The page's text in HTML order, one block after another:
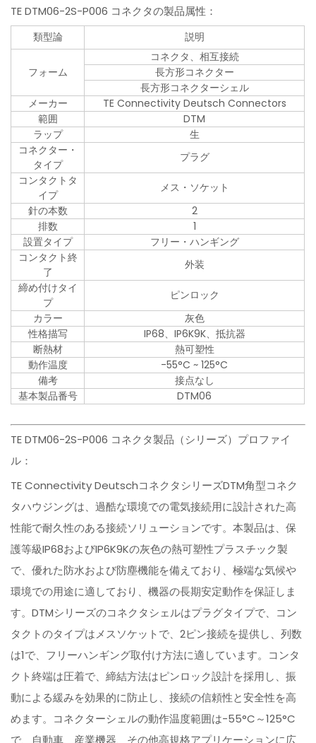
TE DTM06-2S-P006 コネクタの製品属性：
類型論 説明
フォーム
コネクタ、相互接続
長方形コネクター
長方形コネクターシェル
メーカー
TE Connectivity Deutsch Connectors
範囲
DTM
ラップ
生
コネクター・
タイプ
プラグ
コンタクトタ
イプ
メス・ソケット
針の本数
2
排数
1
設置タイプ
フリー・ハンギング
コンタクト終
了
外装
締め付けタイ
プ
ピンロック
カラー
灰色
性格描写
IP68、IP6K9K、抵抗器
断熱材
熱可塑性
動作温度
-55°C ~ 125°C
備考
接点なし
基本製品番号
DTM06
TE DTM06-2S-P006 コネクタ製品（シリーズ）プロファイ
ル：
TE Connectivity DeutschコネクタシリーズDTM角型コネク
タハウジングは、過酷な環境での電気接続用に設計された高
性能で耐久性のある接続ソリューションです。本製品は、保
護等級IP68およびIP6K9Kの灰色の熱可塑性プラスチック製
で、優れた防水および防塵機能を備えており、極端な気候や
環境での用途に適しており、機器の長期安定動作を保証しま
す。DTMシリーズのコネクタシェルはプラグタイプで、コン
タクトのタイプはメスソケットで、2ピン接続を提供し、列数
は1で、フリーハンギング取付け方法に適しています。コンタ
クト終端は圧着で、締結方法はピンロック設計を採用し、振
動による緩みを効果的に防止し、接続の信頼性と安全性を高
めます。コネクターシェルの動作温度範囲は-55°C～125°C
で、自動車、産業機器、その他高規格アプリケーションに広